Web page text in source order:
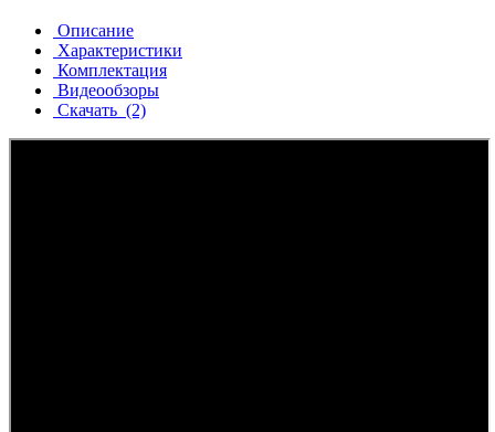
Описание
Характеристики
Комплектация
Видеообзоры
Скачать (2)